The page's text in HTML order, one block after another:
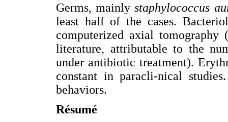
Germs, mainlystaphylococcus
least half of the cases.
computerized axial
literature, attributable to the
under antibiotic treatment).
constant in paracli-nical
behaviors.
Résumé